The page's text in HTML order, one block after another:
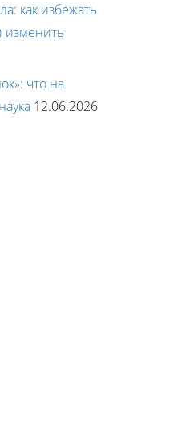
как избежать
изменить
что на
12.06.2026